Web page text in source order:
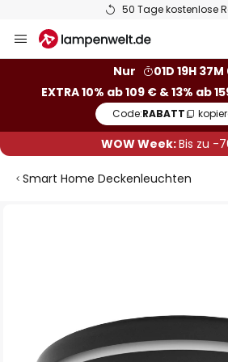
50 Tage kostenlose
Inhalt
Nur
01D 19H
EXTRA 10% ab 109 € & 13% ab
Code:RABATT
WOW Week:Bis zu -
Smart Home Deckenleuchten